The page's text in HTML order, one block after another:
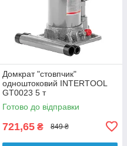
Домкрат "стовпчик"
одноштоковий INTERTOOL
GT0023 5 т
Готово до відправки
721,65 ₴ 849 ₴